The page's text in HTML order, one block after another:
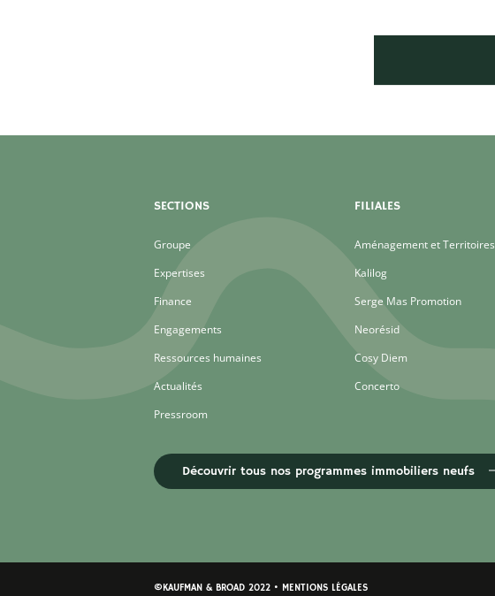
SECTIONS
Groupe
Expertises
Finance
Engagements
Ressources humaines
Actualités
Pressroom
FILIALES
Aménagement et Territoires
Kalilog
Serge Mas Promotion
Neorésid
Cosy Diem
Concerto
Découvrir tous nos programmes immobiliers neufs
©KAUFMAN & BROAD 2022 • MENTIONS LÉGALES